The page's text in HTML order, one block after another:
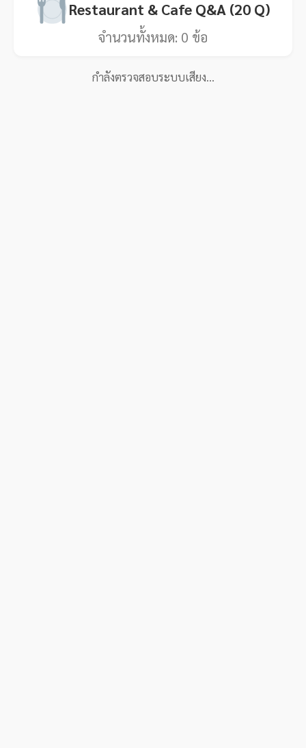
Restaurant & Cafe Q&A (20 Q)
จำนวนทั้งหมด: 0 ข้อ
กำลังตรวจสอบระบบเสียง…